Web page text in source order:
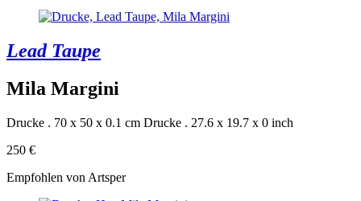
Lead Taupe
Mila Margini
Drucke . 70 x 50 x 0.1 cm Drucke . 27.6 x 19.7 x 0 inch
250 €
Empfohlen von Artsper